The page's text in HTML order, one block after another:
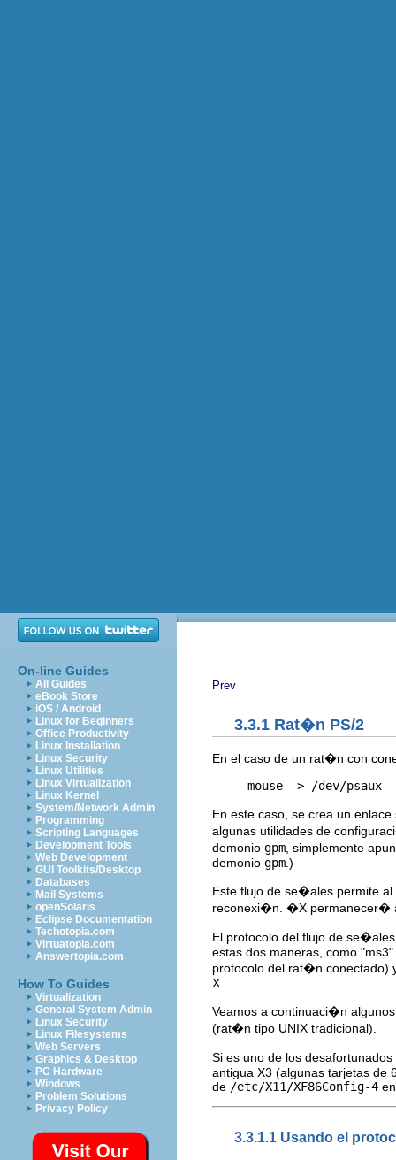
On-line Guides
All Guides
eBook Store
iOS / Android
Linux for Beginners
Office Productivity
Linux Installation
Linux Security
Linux Utilities
Linux Virtualization
Linux Kernel
System/Network Admin
Programming
Scripting Languages
Development Tools
Web Development
GUI Toolkits/Desktop
Databases
Mail Systems
openSolaris
Eclipse Documentation
Techotopia.com
Virtuatopia.com
Answertopia.com
How To Guides
Virtualization
General System Admin
Linux Security
Linux Filesystems
Web Servers
Graphics & Desktop
PC Hardware
Windows
Problem Solutions
Privacy Policy
Prev
3.3.1 Rat�n PS/2
En el caso de un rat�n con
En este caso, se crea un
algunas utilidades de
demonio gpm , simplemente
demonio gpm .)
Este flujo de se�ales permite
reconexi�n. �X permanecer�
El protocolo del flujo de
estas dos maneras, como
protocolo del rat�n conectado)
X.
Veamos a continuaci�n
(rat�n tipo UNIX tradicional).
Si es uno de los
antigua X3 (algunas tarjetas de
de /etc/X11/XF86Config-4
3.3.1.1 Usando el